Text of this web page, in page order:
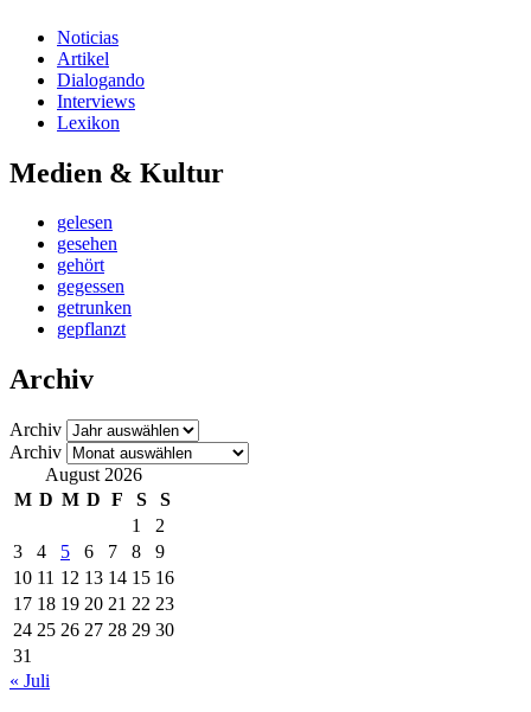
Noticias
Artikel
Dialogando
Interviews
Lexikon
Medien & Kultur
gelesen
gesehen
gehört
gegessen
getrunken
gepflanzt
Archiv
Archiv
Archiv
August 2026
M D M D F S
S
1
2
3
4 5 6 7 8
9
10 11 12 13 14 15 16
17 18 19 20 21 22 23
24 25 26 27 28 29 30
31
« Juli